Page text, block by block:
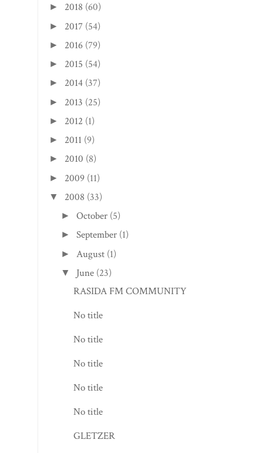
► 2018 (60)
► 2017 (54)
► 2016 (79)
► 2015 (54)
► 2014 (37)
► 2013 (25)
► 2012 (1)
► 2011 (9)
► 2010 (8)
► 2009 (11)
▼ 2008 (33)
►October (5)
►September (1)
► August (1)
▼ June (23)
RASIDA FM COMMUNITY
No title
No title
No title
No title
No title
GLETZER